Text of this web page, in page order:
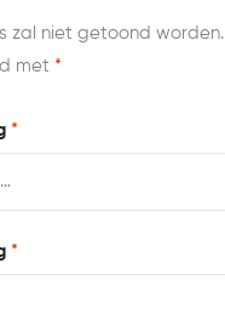
zal niet getoond worden.
met *
*
*